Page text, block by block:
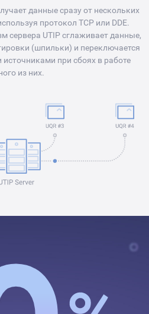
данные сразу от нескольких
протокол TCP или DDE.
сервера UTIP сглаживает данные,
(шпильки) и переключается
при сбоях в работе
из них.